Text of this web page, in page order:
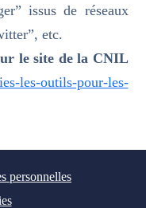
issus de réseaux
etc.
le site de la CNIL
les-outils-pour-les-
personnelles